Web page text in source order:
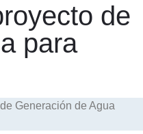
de
para
Generación de Agua